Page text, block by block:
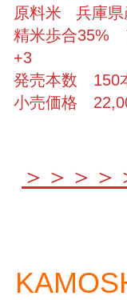
原料米 兵庫県
精米歩合35%
+3
発売本数
小売価格
＞＞＞